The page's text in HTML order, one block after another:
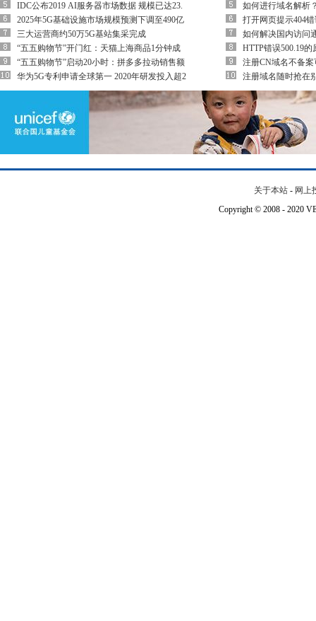
IDC公布2019 AI服务器市场数据 规模已达23.
2025年5G基础设施市场规模预测下调至490亿
三大运营商约50万5G基站集采完成
“五五购物节”开门红：天猫上海商品1分钟成
“五五购物节”启动20小时：拼多多拉动销售额
华为5G专利申请全球第一 2020年研发投入超2
如何进行域名解析
打开网页提示404
如何解决国内访问
HTTP错误500.19
注册CN域名不备
注册域名随时抢在
关于本站 - 网上
Copyright © 2008 - 2020